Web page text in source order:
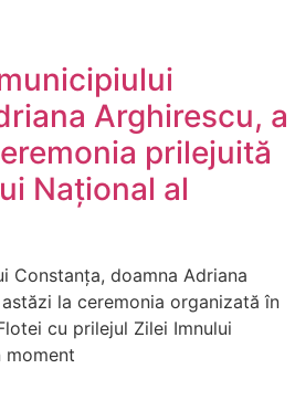
Arghirescu, a
prilejuită
Național al
Constanța, doamna Adriana
la ceremonia organizată în
cu prilejul Zilei Imnului
moment